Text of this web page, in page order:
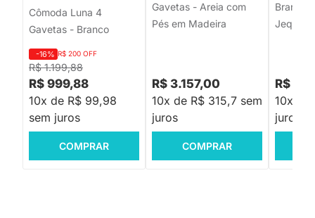
Cômoda Luna 4
Gavetas - Branco
R$ 1.199,88
-16% R$ 200 OFF
R$ 999,88
10x de R$ 99,98
sem juros
COMPRAR
Gavetas - Areia com
Pés em Madeira
R$ 3.157,00
10x de R$ 315,7 sem
juros
COMPRAR
Branco
R$
10x de
juros